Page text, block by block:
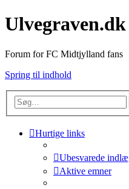
Ulvegraven.dk
Forum for FC Midtjylland fans
Spring til indhold
Hurtige links
Ubesvarede
Aktive emner